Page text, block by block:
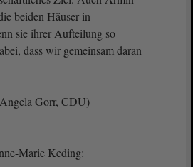
beiden Häuser in
sie ihrer Aufteilung so
dass wir gemeinsam daran
Gorr, CDU)
Marie Keding: